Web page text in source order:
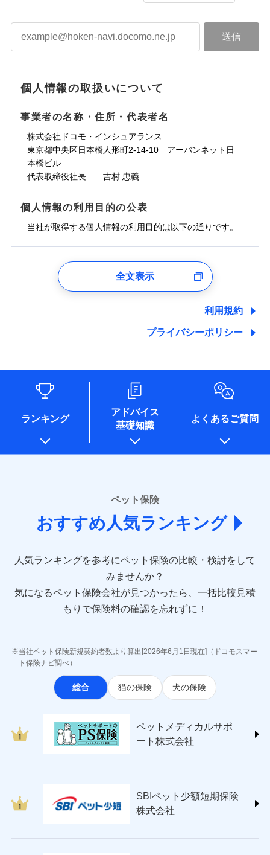
個人情報の取扱いについて
事業者の名称・住所・代表者名
株式会社ドコモ・インシュアランス
東京都中央区日本橋人形町2-14-10 アーバンネット日
本橋ビル
代表取締役社長 吉村 忠義
個人情報の利用目的の公表
当社が取得する個人情報の利用目的は以下の通りです。
ユーザー登録受付および、管理のため
しくは委託を受けている保険会社・提携会社の保険その他に
た維持管理等の委託業務遂行のため、またそれらに付帯、関
各種セミナーの開催のため
コンサルティングサービスの実施のため
アンケートやキャンペーン等の実施のため
上記に係る案内・手続き・管理等付帯業務を行うため
* 当社が委託を受けている保険会社の情報は、保険会社
あいおいニッセイ同和損害保険株式会社
(https://www.aioinissaydowa.co.jp/)
アクサ損害保険株式会社 (https://www.axa-
アニコム損害保険株式会社 (https://www.anicom-
東京海上ダイレクト損害保険株式会社
(https://www.e-design.net/)
AIG損害保険株式会社
(https://www.sbisonpo.co.jp/)
ジェイアイ傷害火災保険株式会社
(https://www.jihoken.co.jp/)
ソニー損害保険株式会社
(https://www.sonysonpo.co.jp/)
japan.co.jp/)
ＳＯＭＰＯダイレクト損害保険株式会社
チューリッヒ保険会社 (https://www.zurich.co.jp/)
(https://www.tokiomarine-nichido.co.jp/)
日新火災海上保険株式会社
全文表示
利用規約
プライバシーポリシー
ランキング
アドバイス
基礎知識
よくあるご質問
ペット保険
おすすめ人気ランキング
人気ランキングを参考にペット保険の比較・検討をして
みませんか？
気になるペット保険会社が見つかったら、一括比較見積
もりで保険料の確認を忘れずに！
当社ペット保険新規契約者数より算出[2026年6月1日現在]（ドコモスマー
ト保険ナビ調べ）
総合 猫の保険 犬の保険
ペットメディカルサポ
ート株式会社
SBIペット少額短期保険
株式会社